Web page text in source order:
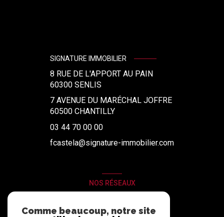
SIGNATURE IMMOBILIER
8 RUE DE L'APPORT AU PAIN
60300 SENLIS
7 AVENUE DU MARÉCHAL JOFFRE
60500 CHANTILLY
03 44 70 00 00
fcastela@signature-immobilier.com
NOS RÉSEAUX
Comme beaucoup, notre site